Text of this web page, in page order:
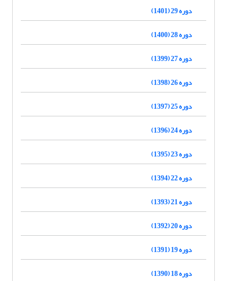
دوره 29 (1401)
دوره 28 (1400)
دوره 27 (1399)
دوره 26 (1398)
دوره 25 (1397)
دوره 24 (1396)
دوره 23 (1395)
دوره 22 (1394)
دوره 21 (1393)
دوره 20 (1392)
دوره 19 (1391)
دوره 18 (1390)